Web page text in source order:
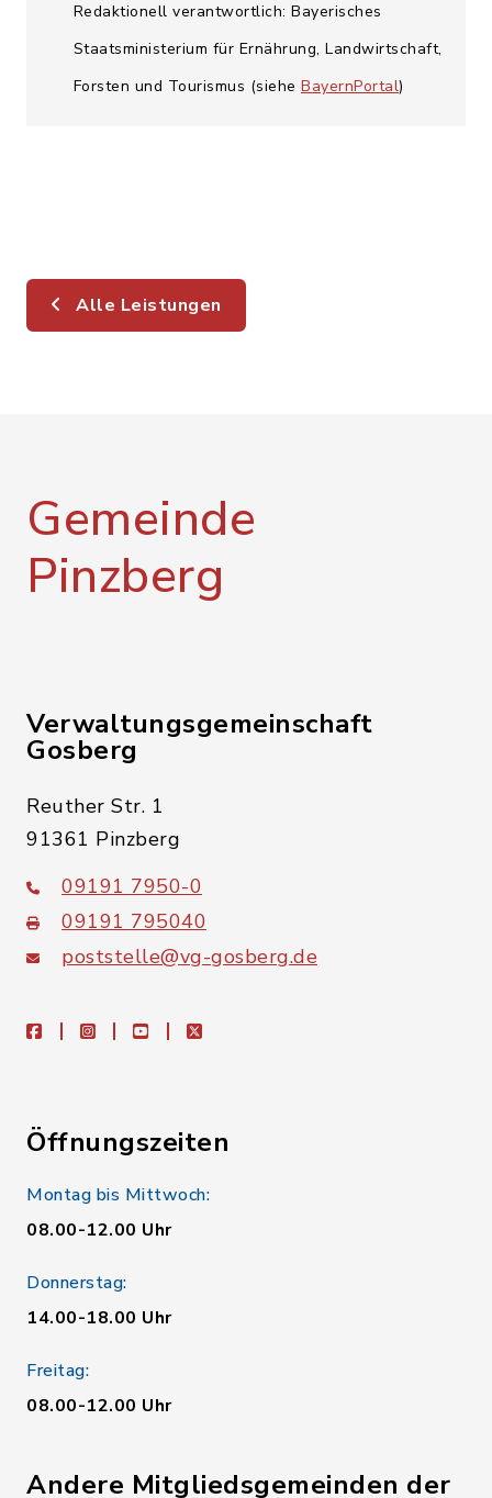
Redaktionell verantwortlich: Bayerisches
Staatsministerium für Ernährung, Landwirtschaft,
Forsten und Tourismus (siehe BayernPortal)
Alle Leistungen
Gemeinde
Pinzberg
Verwaltungsgemeinschaft
Gosberg
Reuther Str. 1
91361 Pinzberg
09191 7950-0
09191 795040
poststelle@vg-gosberg.de
facebookinstagramyoutubeX
Öffnungszeiten
Montag bis Mittwoch:
08.00-12.00 Uhr
Donnerstag:
14.00-18.00 Uhr
Freitag:
08.00-12.00 Uhr
Andere Mitgliedsgemeinden der